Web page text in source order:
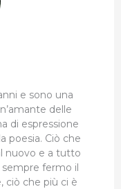
e sono una
delle
di espressione
poesia. Ciò che
nuovo e a tutto
fermo il
ciò che più ci è